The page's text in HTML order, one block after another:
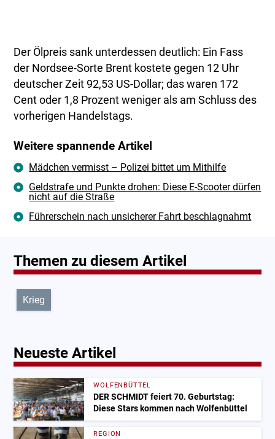
Der Ölpreis sank unterdessen deutlich: Ein Fass
der Nordsee-Sorte Brent kostete gegen 12 Uhr
deutscher Zeit 92,53 US-Dollar; das waren 172
Cent oder 1,8 Prozent weniger als am Schluss des
vorherigen Handelstags.
Weitere spannende Artikel
Mädchen vermisst – Polizei bittet um Mithilfe
Geldstrafe und Punkte drohen: Diese E-Scooter dürfen
nicht auf die Straße
Führerschein nach unsicherer Fahrt beschlagnahmt
Themen zu diesem Artikel
Krieg
Neueste Artikel
WOLFENBÜTTEL
DER SCHMIDT feiert 70. Geburtstag:
Diese Stars kommen nach Wolfenbüttel
REGION